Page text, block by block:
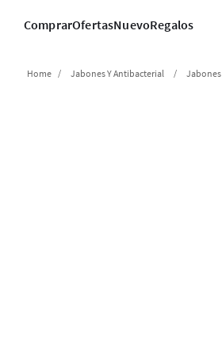
ComprarOfertasNuevoRegalos
Jabones Y Antibacterial Jabones